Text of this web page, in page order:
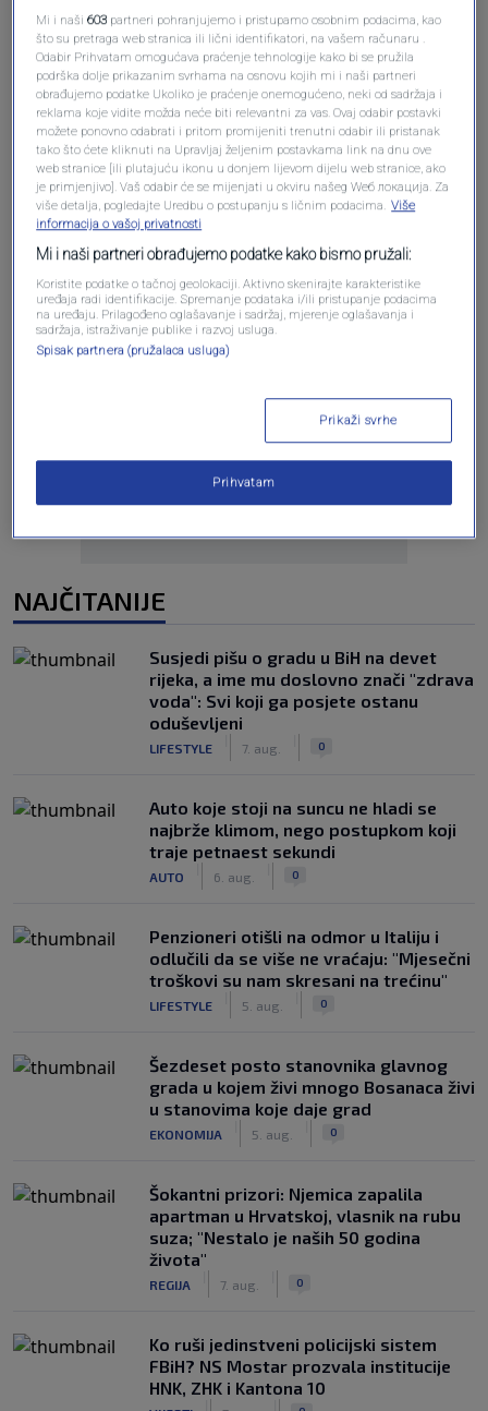
Oglas
NAJČITANIJE
Susjedi pišu o gradu u BiH na devet
rijeka, a ime mu doslovno znači "zdrava
voda": Svi koji ga posjete ostanu
oduševljeni
LIFESTYLE 7. aug. 0
Auto koje stoji na suncu ne hladi se
najbrže klimom, nego postupkom koji
traje petnaest sekundi
AUTO 6. aug. 0
Penzioneri otišli na odmor u Italiju i
odlučili da se više ne vraćaju: "Mjesečni
troškovi su nam skresani na trećinu"
LIFESTYLE 5. aug. 0
Šezdeset posto stanovnika glavnog
grada u kojem živi mnogo Bosanaca živi
u stanovima koje daje grad
EKONOMIJA 5. aug. 0
Šokantni prizori: Njemica zapalila
apartman u Hrvatskoj, vlasnik na rubu
suza; "Nestalo je naših 50 godina
života"
REGIJA 7. aug. 0
Ko ruši jedinstveni policijski sistem
FBiH? NS Mostar prozvala institucije
HNK, ZHK i Kantona 10
Mi i naši603 partneri pohranjujemo i pristupamo osobnim podacima, kao
što su pretraga web stranica ili lični identifikatori, na vašem računaru .
Odabir Prihvatam omogućava praćenje tehnologije kako bi se pružila
podrška dolje prikazanim svrhama na osnovu kojih mi i naši partneri
obrađujemo podatke Ukoliko je praćenje onemogućeno, neki od sadržaja i
reklama koje vidite možda neće biti relevantni za vas. Ovaj odabir postavki
možete ponovno odabrati i pritom promijeniti trenutni odabir ili pristanak
tako što ćete kliknuti na Upravljaj željenim postavkama link na dnu ove
web stranice [ili plutajuću ikonu u donjem lijevom dijelu web stranice, ako
je primjenjivo]. Vaš odabir će se mijenjati u okviru našeg Wеб локација. Za
više detalja, pogledajte Uredbu o postupanju s ličnim podacima. Više
informacija o vašoj privatnosti
Mi i naši partneri obrađujemo podatke kako bismo pružali:
Koristite podatke o tačnoj geolokaciji. Aktivno skenirajte karakteristike
uređaja radi identifikacije. Spremanje podataka i/ili pristupanje podacima
na uređaju. Prilagođeno oglašavanje i sadržaj, mjerenje oglašavanja i
sadržaja, istraživanje publike i razvoj usluga.
Spisak partnera (pružalaca usluga)
Prikaži svrhe
Prihvatam